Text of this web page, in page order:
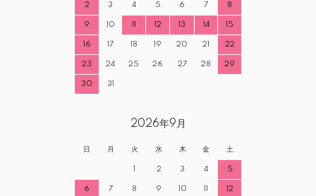
2 3 4 5 6 7 8
9 10 12 13 14 15
16 17 18 19 20 21 22
23 24 25 26 27 28 29
30 31
2026年9月
日 月 火 水 木 金 土
2 3 4 5
6 7 8 9 10 12